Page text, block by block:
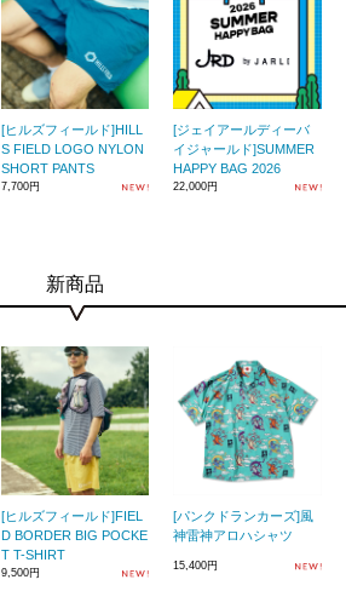
[ヒルズフィールド]HILL
S FIELD LOGO NYLON
SHORT PANTS
7,700円
[ジェイアールディーバ
イジャールド]SUMMER
HAPPY BAG 2026
22,000円
新商品
[ヒルズフィールド]FIEL
D BORDER BIG POCKE
T T-SHIRT
9,500円
[パンクドランカーズ]風
神雷神アロハシャツ
15,400円